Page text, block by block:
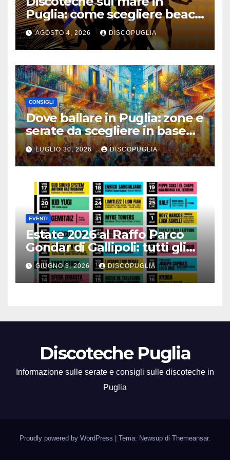
Puglia: come scegliere beach
club e locali panoramici
AGOSTO 4, 2026 DISCOPUGLIA
CONSIGLI
Dove ballare in Puglia: zone e
serate da scegliere in base
alla vacanza
LUGLIO 30, 2026 DISCOPUGLIA
EVENTI
Estate 2026 al Raffo Parco
Gondar di Gallipoli: tutti gli
eventi da non perdere!
GIUGNO 3, 2026 DISCOPUGLIA
Discoteche Puglia
Informazione sulle serate e consigli sulle discoteche in
Puglia
Proudly powered by WordPress Tema: Newsup di Themeansar.